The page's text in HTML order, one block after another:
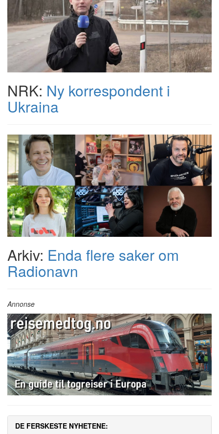
NRK: Ny korrespondent i
Ukraina
Arkiv: Enda flere saker om
Radionavn
Annonse
DE FERSKESTE NYHETENE: